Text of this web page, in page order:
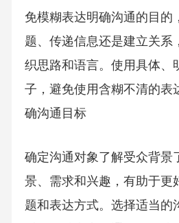
免模糊表达明确沟通的目的
题、传递信息还是建立关系
织思路和语言。使用具体、
子，避免使用含糊不清的表
确沟通目标
确定沟通对象了解受众背景
景、需求和兴趣，有助于更
题和表达方式。选择适当的